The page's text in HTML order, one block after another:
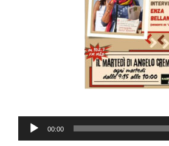
Audio-
Player
00:00